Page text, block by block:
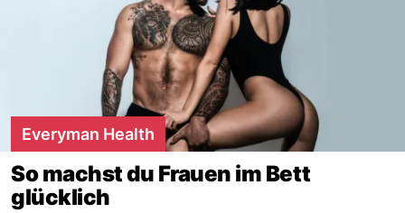
Everyman Health
So machst du Frauen im Bett
glücklich